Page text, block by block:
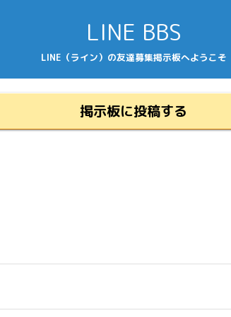
LINE BBS
LINE（ライン）の友達募集掲示板へようこそ
掲示板に投稿する